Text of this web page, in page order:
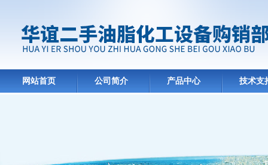
网站首页 公司简介 产品中心 技术支